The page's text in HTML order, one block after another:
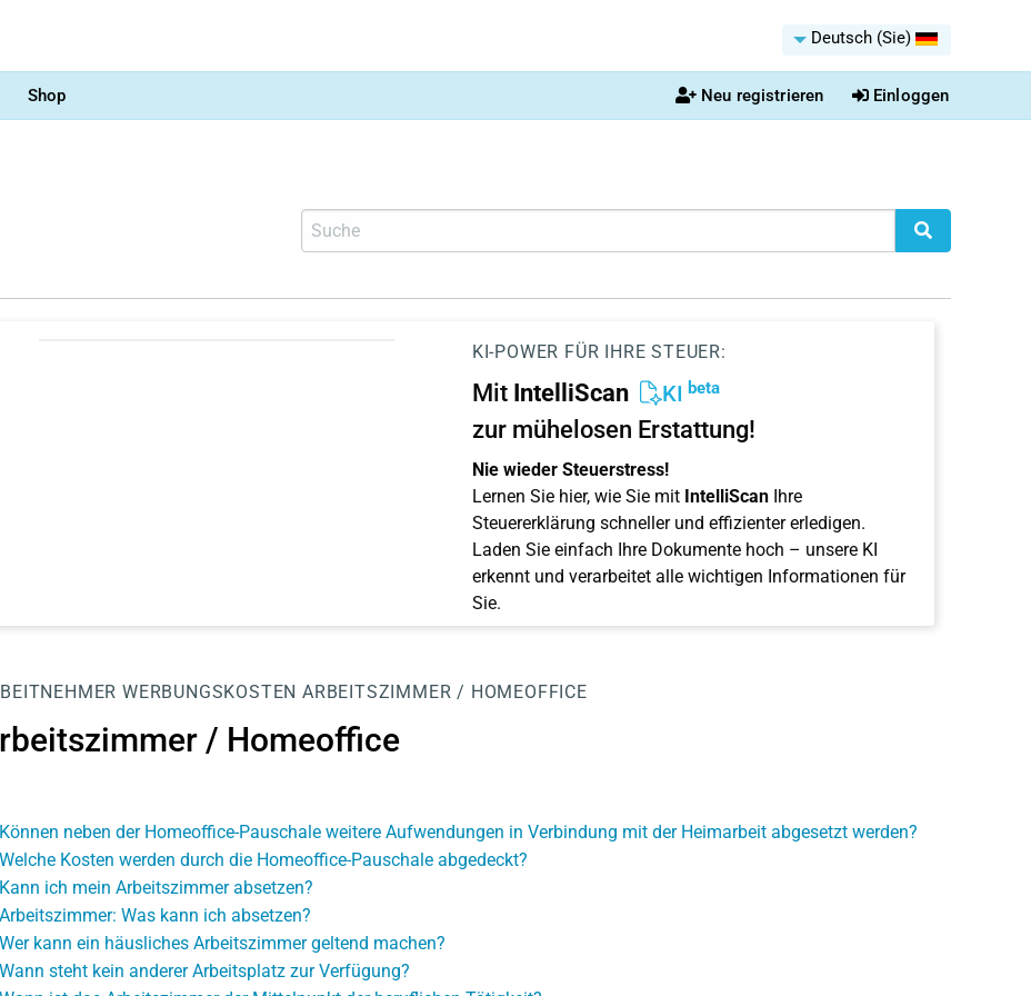
Deutsch (Sie)
Shop Neu registrieren Einloggen
KI-POWER FÜR IHRE STEUER:
Mit IntelliScan KI beta
zur mühelosen Erstattung!
Nie wieder Steuerstress!
Lernen Sie hier, wie Sie mit IntelliScanIhre
Steuererklärung schneller und effizienter erledigen.
Laden Sie einfach Ihre Dokumente hoch – unsere KI
erkennt und verarbeitet alle wichtigen Informationen für
Sie.
WERBUNGSKOSTEN ARBEITSZIMMER / HOMEOFFICE
/ Homeoffice
Können neben der Homeoffice-Pauschale weitere Aufwendungen in Verbindung mit der Heimarbeit abgesetzt werden?
Welche Kosten werden durch die Homeoffice-Pauschale abgedeckt?
Kann ich mein Arbeitszimmer absetzen?
Arbeitszimmer: Was kann ich absetzen?
Wer kann ein häusliches Arbeitszimmer geltend machen?
Wann steht kein anderer Arbeitsplatz zur Verfügung?